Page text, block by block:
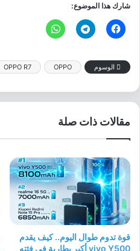
شارك هذا الموضوع:
الوسوم OPPO
OPPO R7
مقالات ذات صلة
قوة تدوم طوال اليوم.. كيف يقدم
vivo Y500 أكبر بطارية في فئته